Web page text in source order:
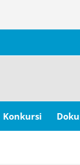
Konkursi